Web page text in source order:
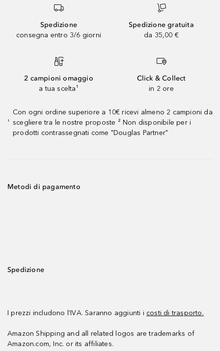
Spedizione
consegna entro 3/6 giorni
Spedizione gratuita
da 35,00 €
2 campioni omaggio
a tua scelta¹
Click & Collect
in 2 ore
¹
Con ogni ordine superiore a 10€ ricevi almeno 2 campioni da
scegliere tra le nostre proposte ² Non disponibile per i
prodotti contrassegnati come "Douglas Partner"
Metodi di pagamento
Spedizione
I prezzi includono l’IVA. Saranno aggiunti i costi di trasporto.
Amazon Shipping and all related logos are trademarks of
Amazon.com, Inc. or its affiliates.